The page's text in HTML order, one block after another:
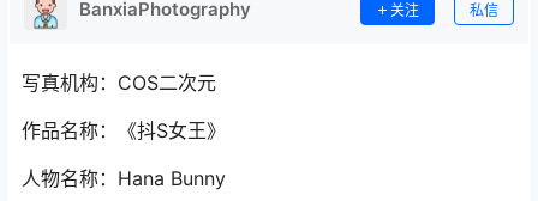
BanxiaPhotography 关注 私信
写真机构：COS二次元
作品名称：《抖S女王》
人物名称：Hana Bunny